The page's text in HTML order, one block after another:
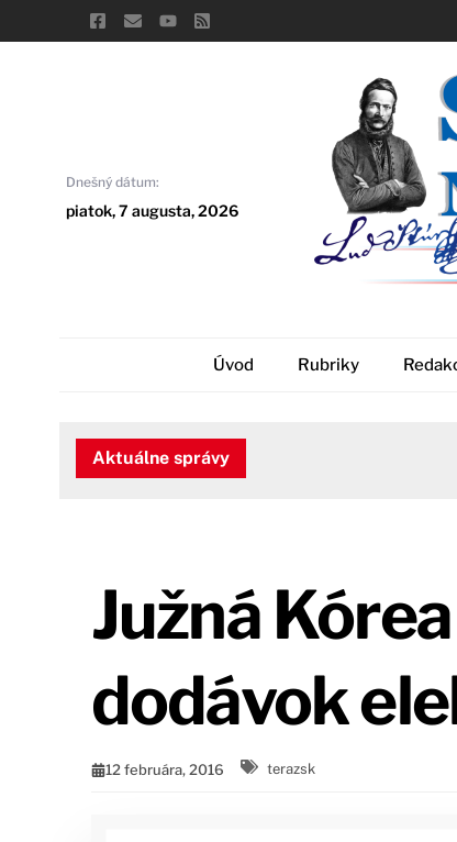
to
Dnešný dátum:
piatok, 7 augusta, 2026
Úvod Rubriky
Aktuálne správy
Južná
dodávok
12 februára, 2016 terazsk